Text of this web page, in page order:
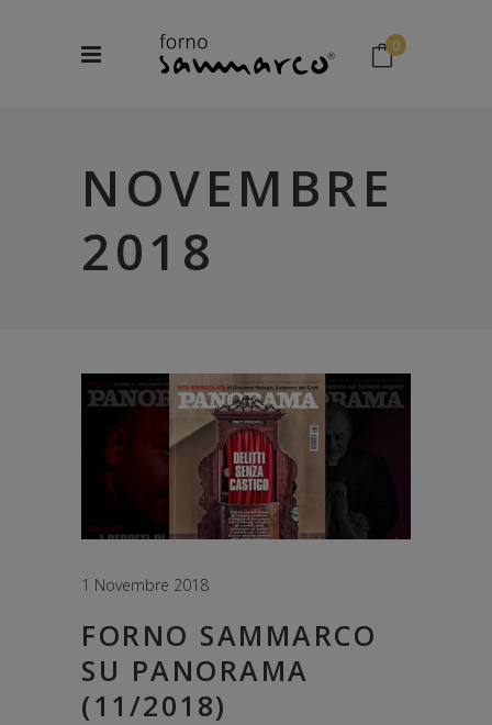
0
NOVEMBRE
2018
1 Novembre 2018
FORNO SAMMARCO
SU PANORAMA
(11/2018)